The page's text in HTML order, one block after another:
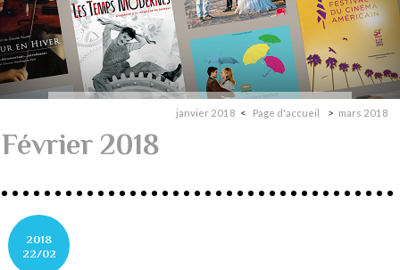
janvier 2018 Page d'accueil mars 2018
Février 2018
2018
22/02